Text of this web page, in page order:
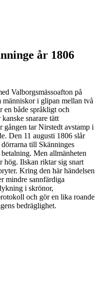
år 1806
Valborgsmässoafton på
i glipan mellan två
både språkligt och
snarare tätt
gången tar Nirstedt avstamp i
Den 11 augusti 1806 slår
till Skänninges
Men allmänheten
hög. Ilskan riktar sig snart
Kring den här händelsen
mindre sannfärdiga
i skrönor,
och gör en lika roande
bedräglighet.